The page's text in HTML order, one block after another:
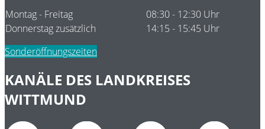
Montag - Freitag
08:30 - 12:30 Uhr
Donnerstag zusätzlich
14:15 - 15:45 Uhr
Sonderöffnungszeiten
KANÄLE DES LANDKREISES
WITTMUND